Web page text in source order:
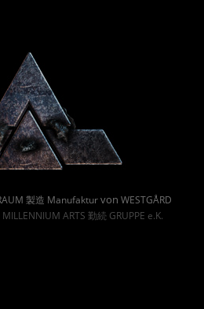
製造 Manufakturvon WESTGÅRD
MILLENNIUM ARTS 勤続 GRUPPE e.K.
Powered By :